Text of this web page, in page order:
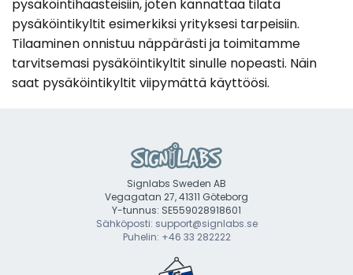
pysäköintihaasteisiin, joten kannattaa tilata
pysäköintikyltit esimerkiksi yrityksesi tarpeisiin.
Tilaaminen onnistuu näppärästi ja toimitamme
tarvitsemasi pysäköintikyltit sinulle nopeasti. Näin
saat pysäköintikyltit viipymättä käyttöösi.
Signlabs Sweden AB
Vegagatan 27, 41311 Göteborg
Y-tunnus: SE559028918601
Sähköposti: support@signlabs.se
Puhelin: +46 33 282222